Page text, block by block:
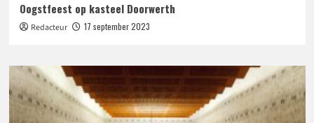
Oogstfeest op kasteel Doorwerth
Redacteur 17 september 2023